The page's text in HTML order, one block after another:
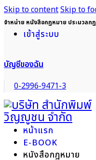
Skip to contentSkip to
จำหน่าย หนังสือกฎหมาย ประมวลก
เข้าสู่ระบบ
บัญชีของฉัน
0-2996-9471-3
หน้าแรก
E-BOOK
หนังสือกฎหมาย